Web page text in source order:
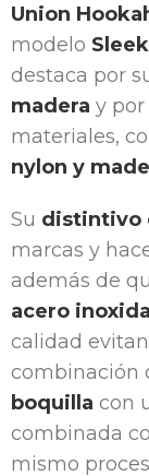
Union
modelo
destaca por
madera y
materiales,
nylon y
Su distintivo
marcas y
además de
acero
calidad
combinación
boquilla con
combinada
mismo